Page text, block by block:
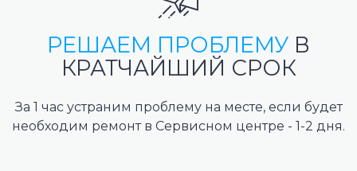
РЕШАЕМ ПРОБЛЕМУ В
КРАТЧАЙШИЙ СРОК
За 1 час устраним проблему на месте, если будет
необходим ремонт в Сервисном центре - 1-2 дня.